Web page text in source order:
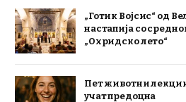
„Готик Војсис“ од
настапија со
„Охридско лето“
Пет животни
учат предоцна